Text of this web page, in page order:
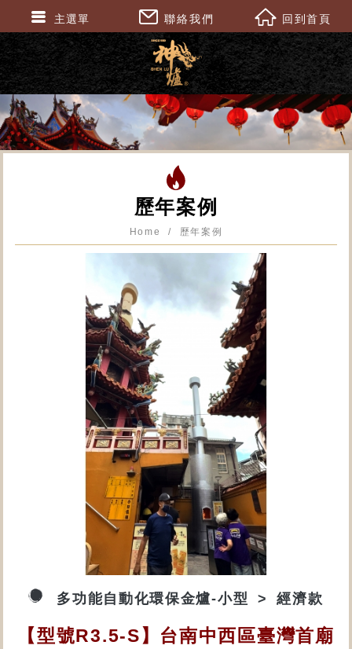
歷年案例
Home 歷年案例
多功能自動化環保金爐-小型 經濟款
【型號R3.5-S】台南中西區臺灣首廟
主選單 聯絡我們 回到首頁